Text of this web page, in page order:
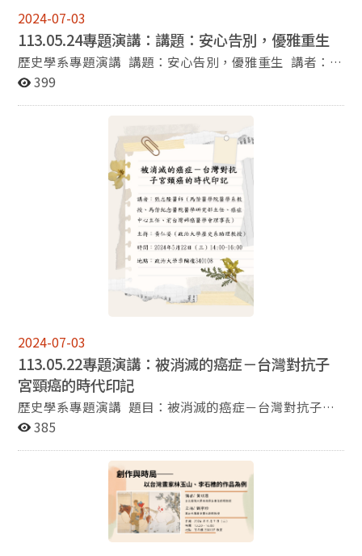
期優良教學助理（TA）。本系丁少威同學榮獲花蓮縣112
年全國語文競賽社會組國語朗讀優等獎。恭喜以上的老
師、同學和系友！ 最後，懇請各位師長、系友、校友和
電子報讀者追蹤政大歷史系的臉書粉絲頁，藉此掌握本系
的第一手訊息。祝福大家在2024年的下半年健康平安，
事事順心！
｜國立清華大學人文社會學院 贊助單位｜國家科學與技
術委員會 活動報名｜https://pse.is/5vzbzg
<https://pse.is/5vzbzg> 校內交通｜ 1.導航至
XHJF+MF 老泉里 台北市文山區 2.交通資訊：
twmingstudies@gmail.com
2024-07-03
113.05.24專題演講：講題：安心告別，優雅重生
歷史學系專題演講 講題：安心告別，優雅重生 講者：羅
耀明老師（國立雲林科技大學通識教育中心暨靜宜大學通
間：2024年5月24日（五），13:10-16:00 地點：政治大
學季陶樓340401教室
399
2024-07-03
113.05.22專題演講：被消滅的癌症－台灣對抗子
宮頸癌的時代印記
歷史學系專題演講 題目：被消滅的癌症－台灣對抗子宮
頸癌的時代印記 講者：張志隆醫師（馬偕醫學院醫學系教
灣婦癌醫學會理事長） 主持：黃仁姿老師（政治大學歷史
16:00 地點：政治大學季陶樓340108教室
385